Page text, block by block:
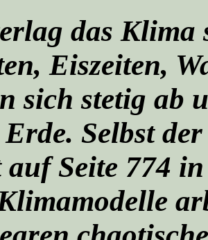
das Klima
Eiszeiten,
sich stetig ab
Selbst
auf Seite 774